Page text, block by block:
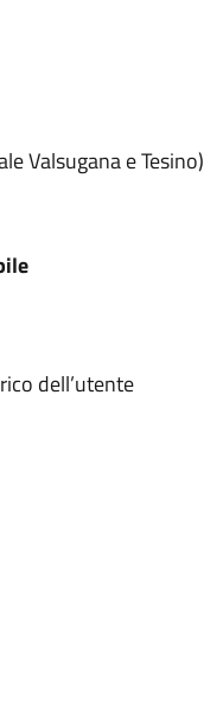
Valsugana e Tesino)
dell’utente